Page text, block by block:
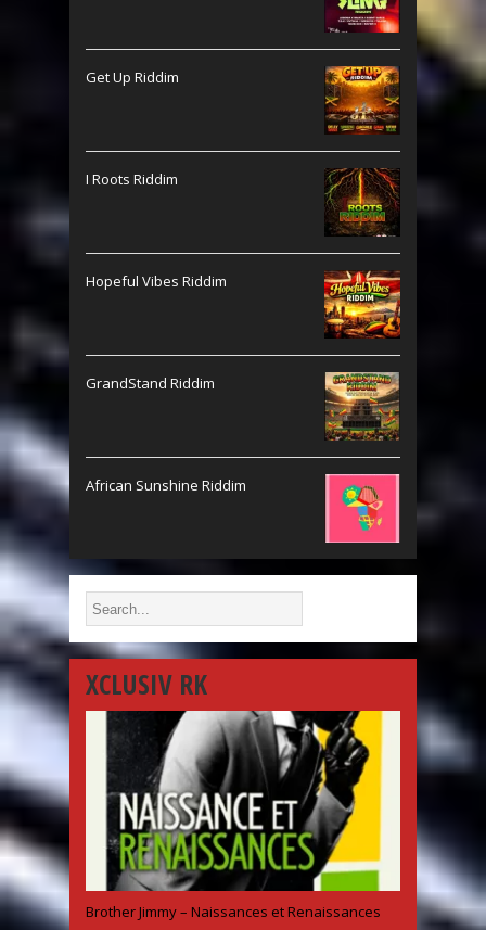
Get Up Riddim
I Roots Riddim
Hopeful Vibes Riddim
GrandStand Riddim
African Sunshine Riddim
XCLUSIV RK
Brother Jimmy – Naissances et Renaissances